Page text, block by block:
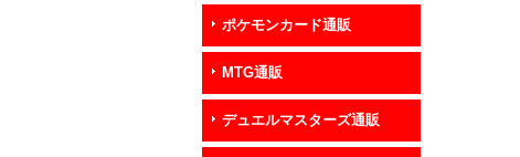
ポケモンカード通販
MTG通販
デュエルマスターズ通販